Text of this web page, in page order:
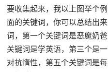
要收集起来，我以上图举个
面的关键词，你可以总结出
词，第一个关键词是恶魔奶
关键词是学英语，第三个是
对抗惰性，第五个关键词是